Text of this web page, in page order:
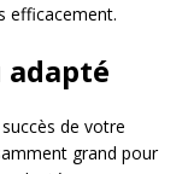
efficacement.
adapté
de votre
grand pour